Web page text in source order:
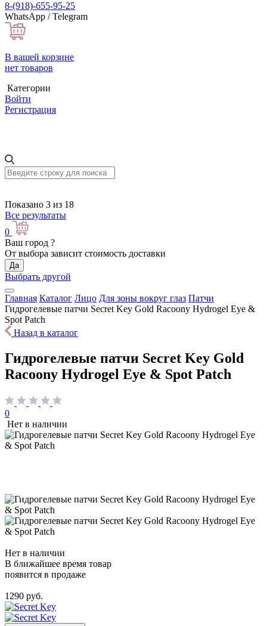
8-(918)-655-95-25
WhatsApp / Telegram
В вашей корзине
нет товаров
Категории
Войти
Регистрация
Показано 3 из 18
Все результаты
0
Ваш город ?
От выбора зависит стоимость доставки
Да
Выбрать другой
Главная Каталог Лицо Для зоны вокруг глаз Патчи
Гидрогелевые патчи Secret Key Gold Racoony Hydrogel Eye &
Spot Patch
Назад в каталог
Гидрогелевые патчи Secret Key Gold
Racoony Hydrogel Eye & Spot Patch
0
Нет в наличии
Нет в наличии
В ближайшее время товар
появится в продаже
1290 руб.